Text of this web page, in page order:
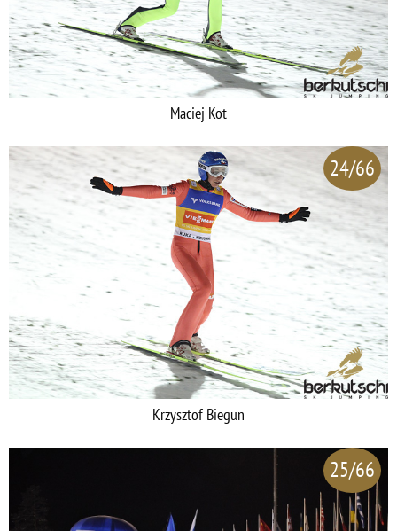
Maciej Kot
24/66
Krzysztof Biegun
25/66